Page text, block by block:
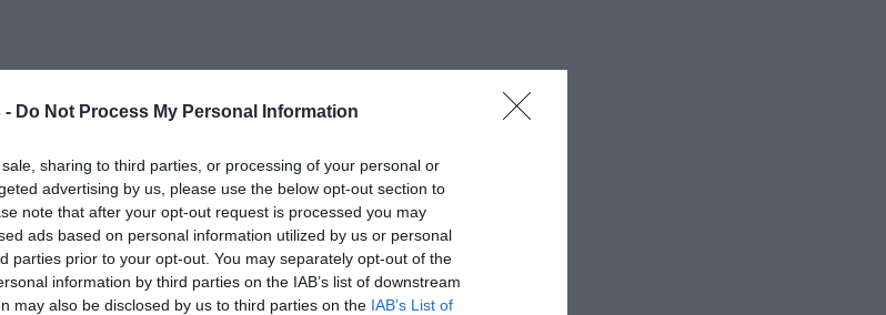
- Do Not Process My Personal Information
sharing to third parties, or processing of your personal or
advertising by us, please use the below opt-out section to
note that after your opt-out request is processed you may
ads based on personal information utilized by us or personal
parties prior to your opt-out. You may separately opt-out of the
information by third parties on the IAB’s list of downstream
may also be disclosed by us to third parties on the IAB’s List of
arautegia aldatzea mahairatu du
Errusiak gas jarioa eteten
egin ondoren ezarriko lituzke
betiere eskari handiegia egon
gisa doan AKTIBATU ORAIN